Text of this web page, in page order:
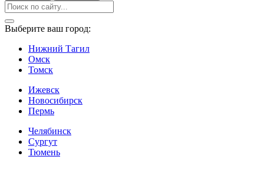
Выберите ваш город:
Нижний Тагил
Омск
Томск
Ижевск
Новосибирск
Пермь
Челябинск
Сургут
Тюмень